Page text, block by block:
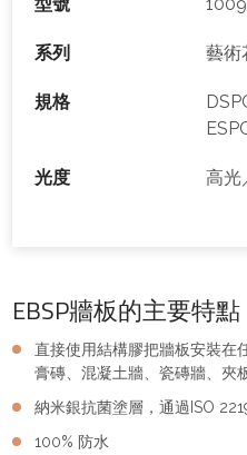
系列 藝術
規格
光度 高光
EBSP牆板的主要特點
直接使用結構膠把牆板安裝在
膏磚、混凝土牆、瓷磚牆、夾
納米銀抗菌塗層，通過ISO
100% 防水